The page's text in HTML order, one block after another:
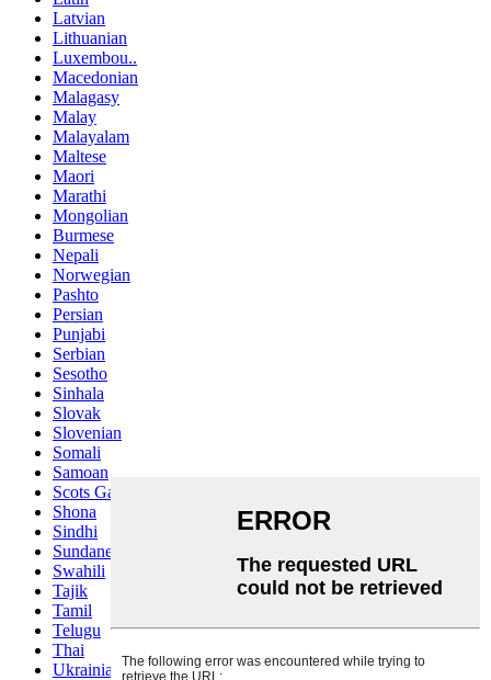
Latvian
Lithuanian
Luxembou..
Macedonian
Malagasy
Malay
Malayalam
Maltese
Maori
Marathi
Mongolian
Burmese
Nepali
Norwegian
Pashto
Persian
Punjabi
Serbian
Sesotho
Sinhala
Slovak
Slovenian
Somali
Samoan
Scots Gaelic
Shona
Sindhi
Sundanese
Swahili
Tajik
Tamil
Telugu
Thai
Ukrainian